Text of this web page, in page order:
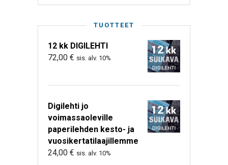
TUOTTEET
12 kk DIGILEHTI
72,00 € sis. alv. 10%
Digilehti jo
voimassaoleville
paperilehden kesto- ja
vuosikertatilaajillemme
24,00 € sis. alv. 10%